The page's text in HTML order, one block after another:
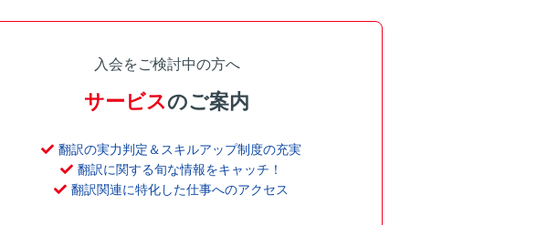
入会をご検討中の方へ
サービスのご案内
翻訳の実力判定＆スキルアップ制度の充実
翻訳に関する旬な情報をキャッチ！
翻訳関連に特化した仕事へのアクセス